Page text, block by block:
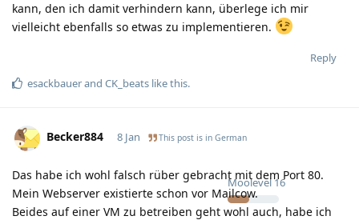
kann, den ich damit verhindern kann, überlege ich mir
vielleicht ebenfalls so etwas zu implementieren.
Reply
esackbauerand CK_beats like this.
Becker884
Moolevel16
8 Jan This post is in German
Das habe ich wohl falsch rüber gebracht mit dem Port 80.
Mein Webserver existierte schon vor Mailcow.
Beides auf einer VM zu betreiben geht wohl auch, habe ich